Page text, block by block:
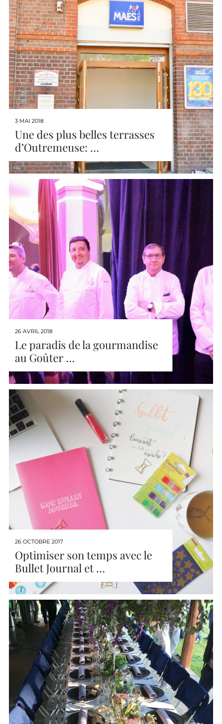
3 MAI 2018
Une des plus belles terrasses
d’Outremeuse: …
26 AVRIL 2018
Le paradis de la gourmandise
au Goûter …
26 OCTOBRE 2017
Optimiser son temps avec le
Bullet Journal et …